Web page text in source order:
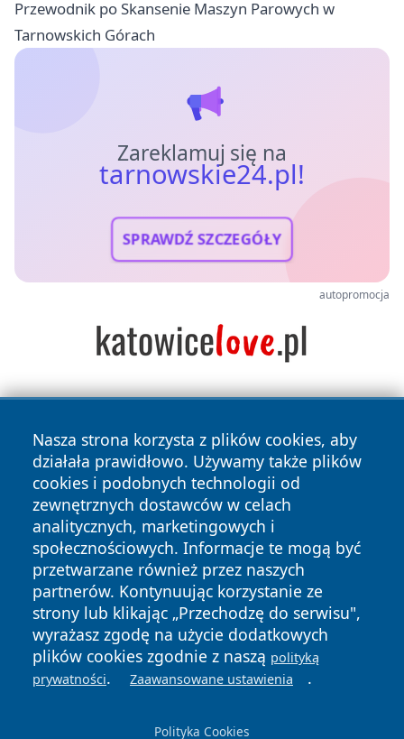
Przewodnik po Skansenie Maszyn Parowych w
Tarnowskich Górach
Zareklamuj się na
tarnowskie24.pl!
SPRAWDŹ SZCZEGÓŁY
autopromocja
Nasza strona korzysta z plików cookies, aby
działała prawidłowo. Używamy także plików
cookies i podobnych technologii od
zewnętrznych dostawców w celach
analitycznych, marketingowych i
społecznościowych. Informacje te mogą być
przetwarzane również przez naszych
partnerów. Kontynuując korzystanie ze
strony lub klikając „Przechodzę do serwisu",
wyrażasz zgodę na użycie dodatkowych
plików cookies zgodnie z naszą polityką
prywatności. Zaawansowane ustawienia .
Polityka Cookies
Copyright © 2026 tarnowskie24.pl Wszystkie prawa
zastrzeżone.
News Autorzy
Polityka
Prywatności
Polityka
Cookies